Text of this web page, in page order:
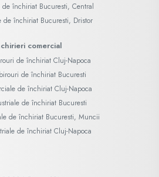
de închiriat Bucuresti, Central
de închiriat Bucuresti, Dristor
comercial
de închiriat Cluj-Napoca
de închiriat Bucuresti
de închiriat Cluj-Napoca
de închiriat Bucuresti
de închiriat Bucuresti, Muncii
de închiriat Cluj-Napoca